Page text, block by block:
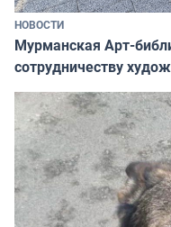
НОВОСТИ
Мурманская Арт-
сотрудничеству